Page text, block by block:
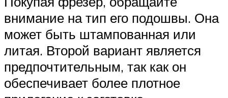
внимание на тип его подошвы. Она
может быть штампованная или
литая. Второй вариант является
предпочтительным, так как он
обеспечивает более плотное